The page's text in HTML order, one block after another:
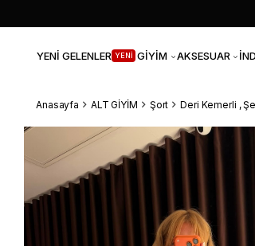
YENİ GELENLER YENİ GİYİM AKSESUAR
Anasayfa ALT GİYİM Şort Deri Kemerli ,